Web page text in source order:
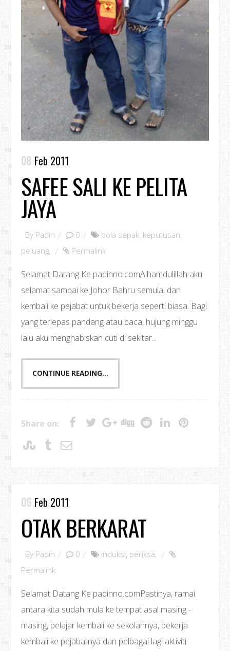
08 Feb 2011
SAFEE SALI KE PELITA
JAYA
By Padin 0 bola sepak, keputusan,
peluang, Permalink
Selamat Datang Ke padinno.comAlhamdulillah aku
selamat sampai ke Johor Bahru semula, dan
kembali ke pejabat untuk bekerja seperti biasa. Bagi
yang terlepas pandang atau baca, hujung minggu
lalu aku menghabiskan cuti di sekitar...
CONTINUE READING...
Share on:
06 Feb 2011
OTAK BERKARAT
By Padin 0 induksi, periksa,
Permalink
Selamat Datang Ke padinno.comPastinya, ramai
antara kita sudah mula ke tempat asal masing -
masing, pelajar kembali ke sekolahnya, pekerja
kembali ke pejabatnya dan pelbagai lagi aktiviti